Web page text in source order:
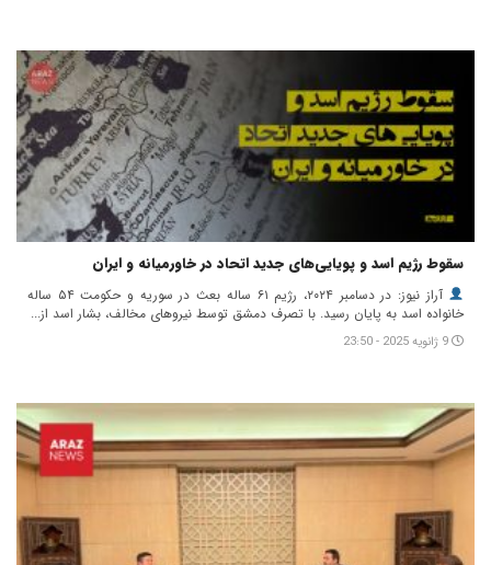
سقوط رژیم اسد و پویایی‌های جدید اتحاد در خاورمیانه و ایران
آراز نیوز: در دسامبر ۲۰۲۴، رژیم ۶۱ ساله بعث در سوریه و حکومت ۵۴ ساله
خانواده اسد به پایان رسید. با تصرف دمشق توسط نیروهای مخالف، بشار اسد از...
9 ژانویه 2025 - 23:50